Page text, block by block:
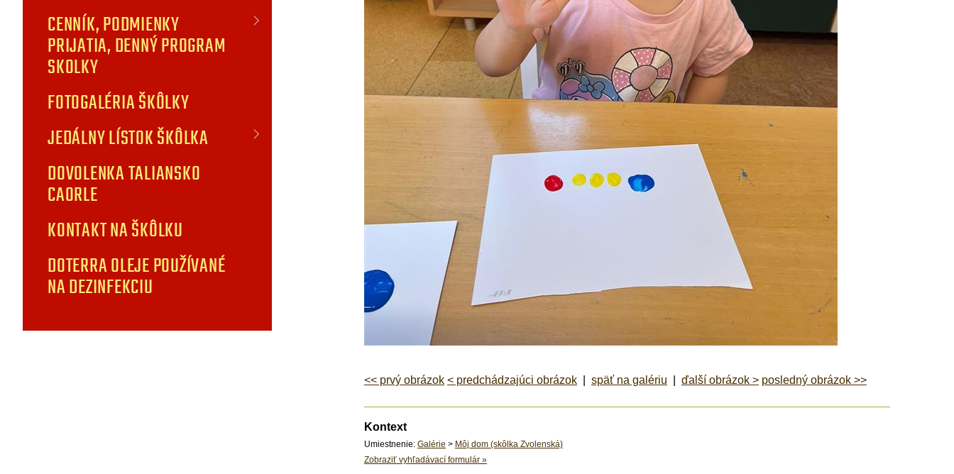
<< prvý obrázok < predchádzajúci obrázok späť na galériu ďalší obrázok > posledný obrázok >>
Kontext
Umiestnenie: Galérie > Môj dom (skôlka Zvolenská)
Zobraziť vyhľadávací formulár »
CENNÍK, PODMIENKY
PRIJATIA, DENNÝ PROGRAM
SKOLKY
FOTOGALÉRIA ŠKÔLKY
JEDÁLNY LÍSTOK ŠKÔLKA
DOVOLENKA TALIANSKO
CAORLE
KONTAKT NA ŠKÔLKU
DOTERRA OLEJE POUŽÍVANÉ
NA DEZINFEKCIU